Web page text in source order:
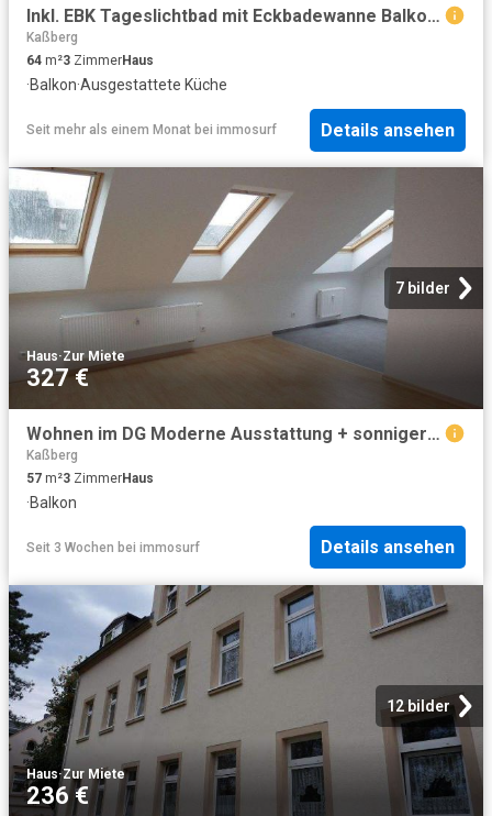
Inkl. EBK Tageslichtbad mit Eckbadewanne Balkon WG gerecht
Kaßberg
64 m²3 ZimmerHaus
·Balkon·Ausgestattete Küche
Seit mehr als einem Monat bei immosurf Details ansehen
7 bilder
Haus·Zur Miete
327 €
Wohnen im DG Moderne Ausstattung + sonniger Balkon
Kaßberg
57 m²3 ZimmerHaus
·Balkon
Seit 3 Wochen bei immosurf Details ansehen
12 bilder
Haus·Zur Miete
236 €